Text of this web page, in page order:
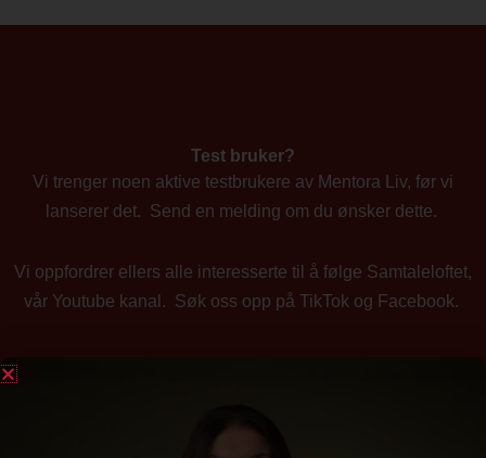
Test bruker?
Vi trenger noen aktive testbrukere av Mentora Liv, før vi
lanserer det. Send en melding om du ønsker dette.
Vi oppfordrer ellers alle interesserte til å følge Samtaleloftet,
vår Youtube kanal. Søk oss opp på TikTok og Facebook.